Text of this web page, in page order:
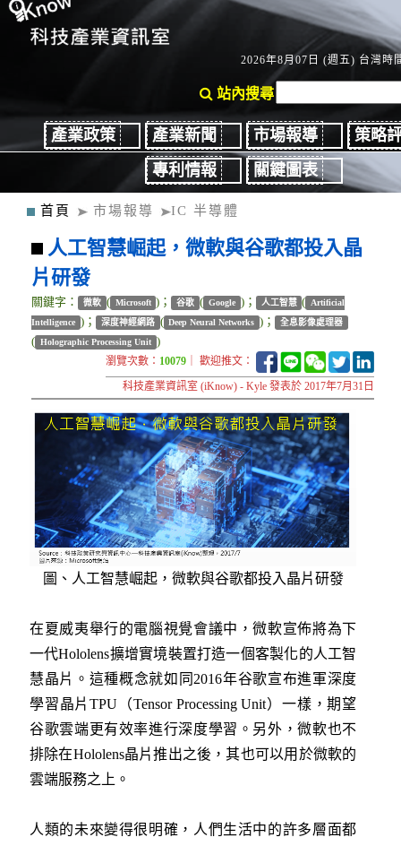
2026年8月07日 (週五) 台灣時
站內搜尋
產業政策 產業新聞 市場報導
策略
專利情報
關鍵圖表
首頁 市場報導 IC 半導體
人工智慧崛起，微軟與谷歌都投入晶
片研發
關鍵字： 微軟 ( Microsoft )； 谷歌 ( Google )； 人工智慧 ( Artificial
Intelligence )； 深度神經網路 ( Deep Neural Networks )； 全息影像處理器
( Holographic Processing Unit )
瀏覽次數： 10079 ｜ 歡迎推文：
科技產業資訊室 (iKnow) - Kyle 發表於 2017年7月31日
圖、人工智慧崛起，微軟與谷歌都投入晶片研發
在夏威夷舉行的電腦視覺會議中，微軟宣佈將為下
一代Hololens擴增實境裝置打造一個客製化的人工智
慧晶片。這種概念就如同2016年谷歌宣布進軍深度
學習晶片TPU（Tensor Processing Unit）一樣，期望
谷歌雲端更有效率進行深度學習。另外，微軟也不
排除在Hololens晶片推出之後，其也可以用於微軟的
雲端服務之上。
人類的未來變得很明確，人們生活中的許多層面都